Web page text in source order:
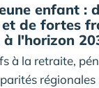
enfant :
de fortes
l'horizon
à la retraite,
régionales